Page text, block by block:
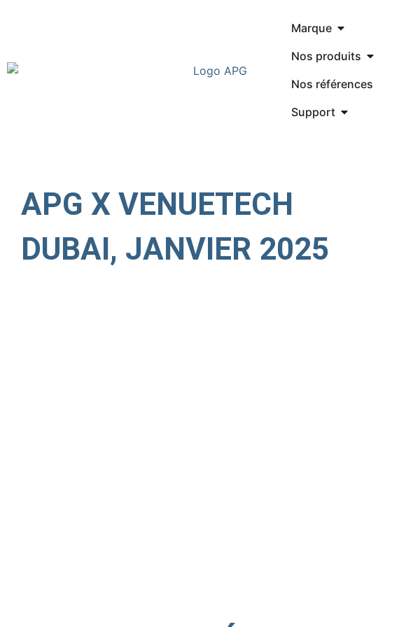
Marque
Nos produits
Nos références
Support
APG X VENUETECH
DUBAI, JANVIER 2025